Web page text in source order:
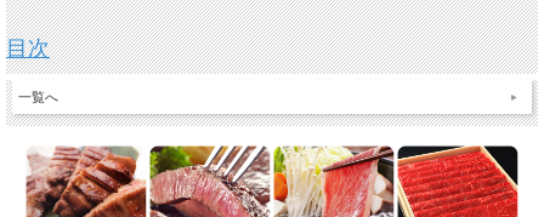
目次
一覧へ